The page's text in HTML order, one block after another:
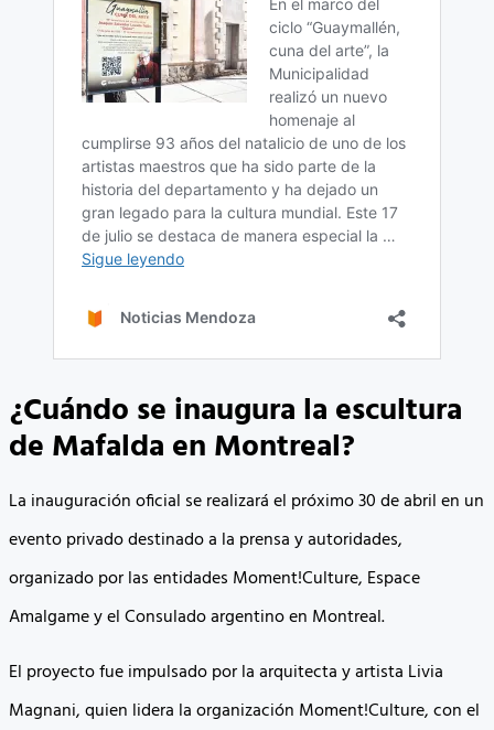
¿Cuándo se inaugura la escultura
de Mafalda en Montreal?
La inauguración oficial se realizará el próximo 30 de abril en un
evento privado destinado a la prensa y autoridades,
organizado por las entidades Moment!Culture, Espace
Amalgame y el Consulado argentino en Montreal.
El proyecto fue impulsado por la arquitecta y artista Livia
Magnani, quien lidera la organización Moment!Culture, con el